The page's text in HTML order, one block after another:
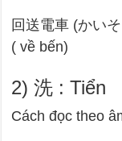
回送電車 (かい
( về bến)
2) 洗 : Tiển
Cách đọc theo